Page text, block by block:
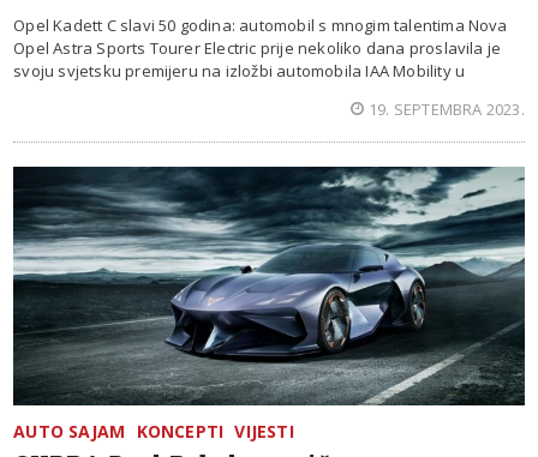
Opel Kadett C slavi 50 godina: automobil s mnogim talentima Nova
Opel Astra Sports Tourer Electric prije nekoliko dana proslavila je
svoju svjetsku premijeru na izložbi automobila IAA Mobility u
19. SEPTEMBRA 2023.
AUTO SAJAM KONCEPTI VIJESTI